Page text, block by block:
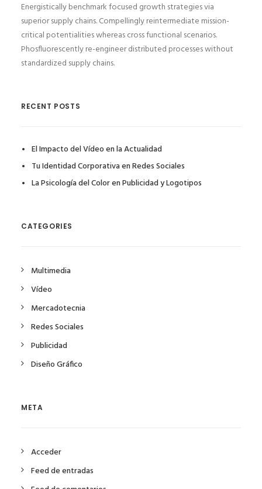
Energistically benchmark focused growth strategies via
superior supply chains. Compellingly reintermediate mission-
critical potentialities whereas cross functional scenarios.
Phosfluorescently re-engineer distributed processes without
standardized supply chains.
RECENT POSTS
El Impacto del Vídeo en la Actualidad
Tu Identidad Corporativa en Redes Sociales
La Psicología del Color en Publicidad y Logotipos
CATEGORIES
Multimedia
Vídeo
Mercadotecnia
Redes Sociales
Publicidad
Diseño Gráfico
META
Acceder
Feed de entradas